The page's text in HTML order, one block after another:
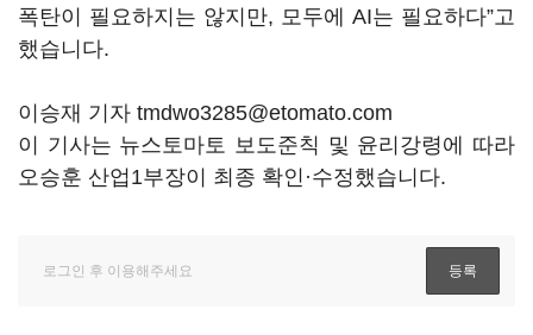
폭탄이 필요하지는 않지만, 모두에 AI는 필요하다”고
했습니다.
이승재 기자 tmdwo3285@etomato.com
이 기사는 뉴스토마토 보도준칙 및 윤리강령에 따라
오승훈 산업1부장이 최종 확인·수정했습니다.